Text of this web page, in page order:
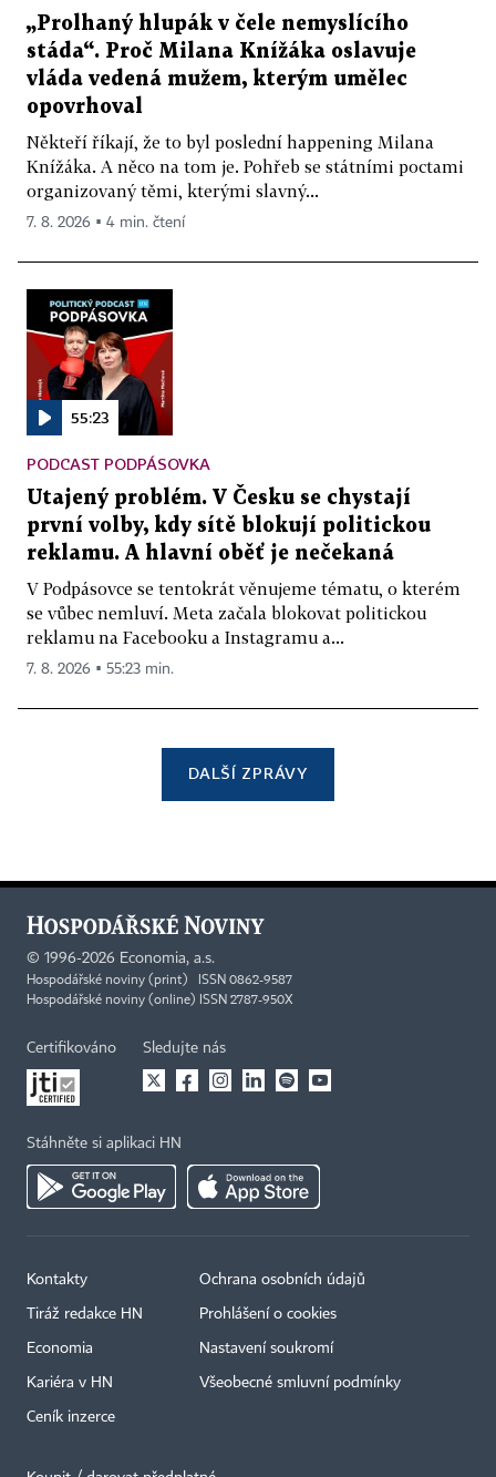
„Prolhaný hlupák v čele nemyslícího
stáda“. Proč Milana Knížáka oslavuje
vláda vedená mužem, kterým umělec
opovrhoval
Někteří říkají, že to byl poslední happening Milana
Knížáka. A něco na tom je. Pohřeb se státními poctami
organizovaný těmi, kterými slavný...
7. 8. 2026 ▪ 4 min. čtení
55:23
PODCAST PODPÁSOVKA
Utajený problém. V Česku se chystají
první volby, kdy sítě blokují politickou
reklamu. A hlavní oběť je nečekaná
V Podpásovce se tentokrát věnujeme tématu, o kterém
se vůbec nemluví. Meta začala blokovat politickou
reklamu na Facebooku a Instagramu a...
7. 8. 2026 ▪ 55:23 min.
DALŠÍ ZPRÁVY
© 1996-2026 Economia, a.s.
Hospodářské noviny (print) ISSN 0862-9587
Hospodářské noviny (online) ISSN 2787-950X
Certifikováno Sledujte nás
Stáhněte si aplikaci HN
Kontakty
Tiráž redakce HN
Economia
Kariéra v HN
Ceník inzerce
Ochrana osobních údajů
Prohlášení o cookies
Nastavení soukromí
Všeobecné smluvní podmínky